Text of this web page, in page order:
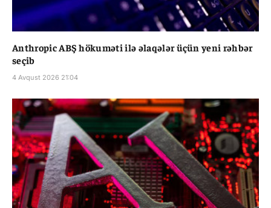
Anthropic ABŞ hökuməti ilə əlaqələr üçün yeni rəhbər
seçib
4 Avqust 2026 21:04